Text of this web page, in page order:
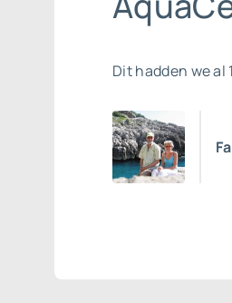
Dit hadden we al